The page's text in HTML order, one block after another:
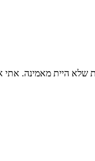
שלא היית מאמינה.